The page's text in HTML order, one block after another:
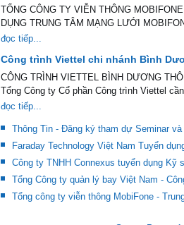
TỔNG CÔNG TY VIỄN THÔNG
DỤNG TRUNG TÂM MẠNG LƯỚI
đọc tiếp...
Công trình Viettel chi nhánh Bình
CÔNG TRÌNH VIETTEL BÌNH DƯƠNG
Tổng Công ty Cổ phần Công trình Viettel cần
đọc tiếp...
Thông Tin - Đăng ký tham dự Seminar
Faraday Technology Việt Nam Tuyển
Công ty TNHH Connexus tuyển dụng
Tổng Công ty quản lý bay Việt Nam -
Tổng công ty viễn thông MobiFone -